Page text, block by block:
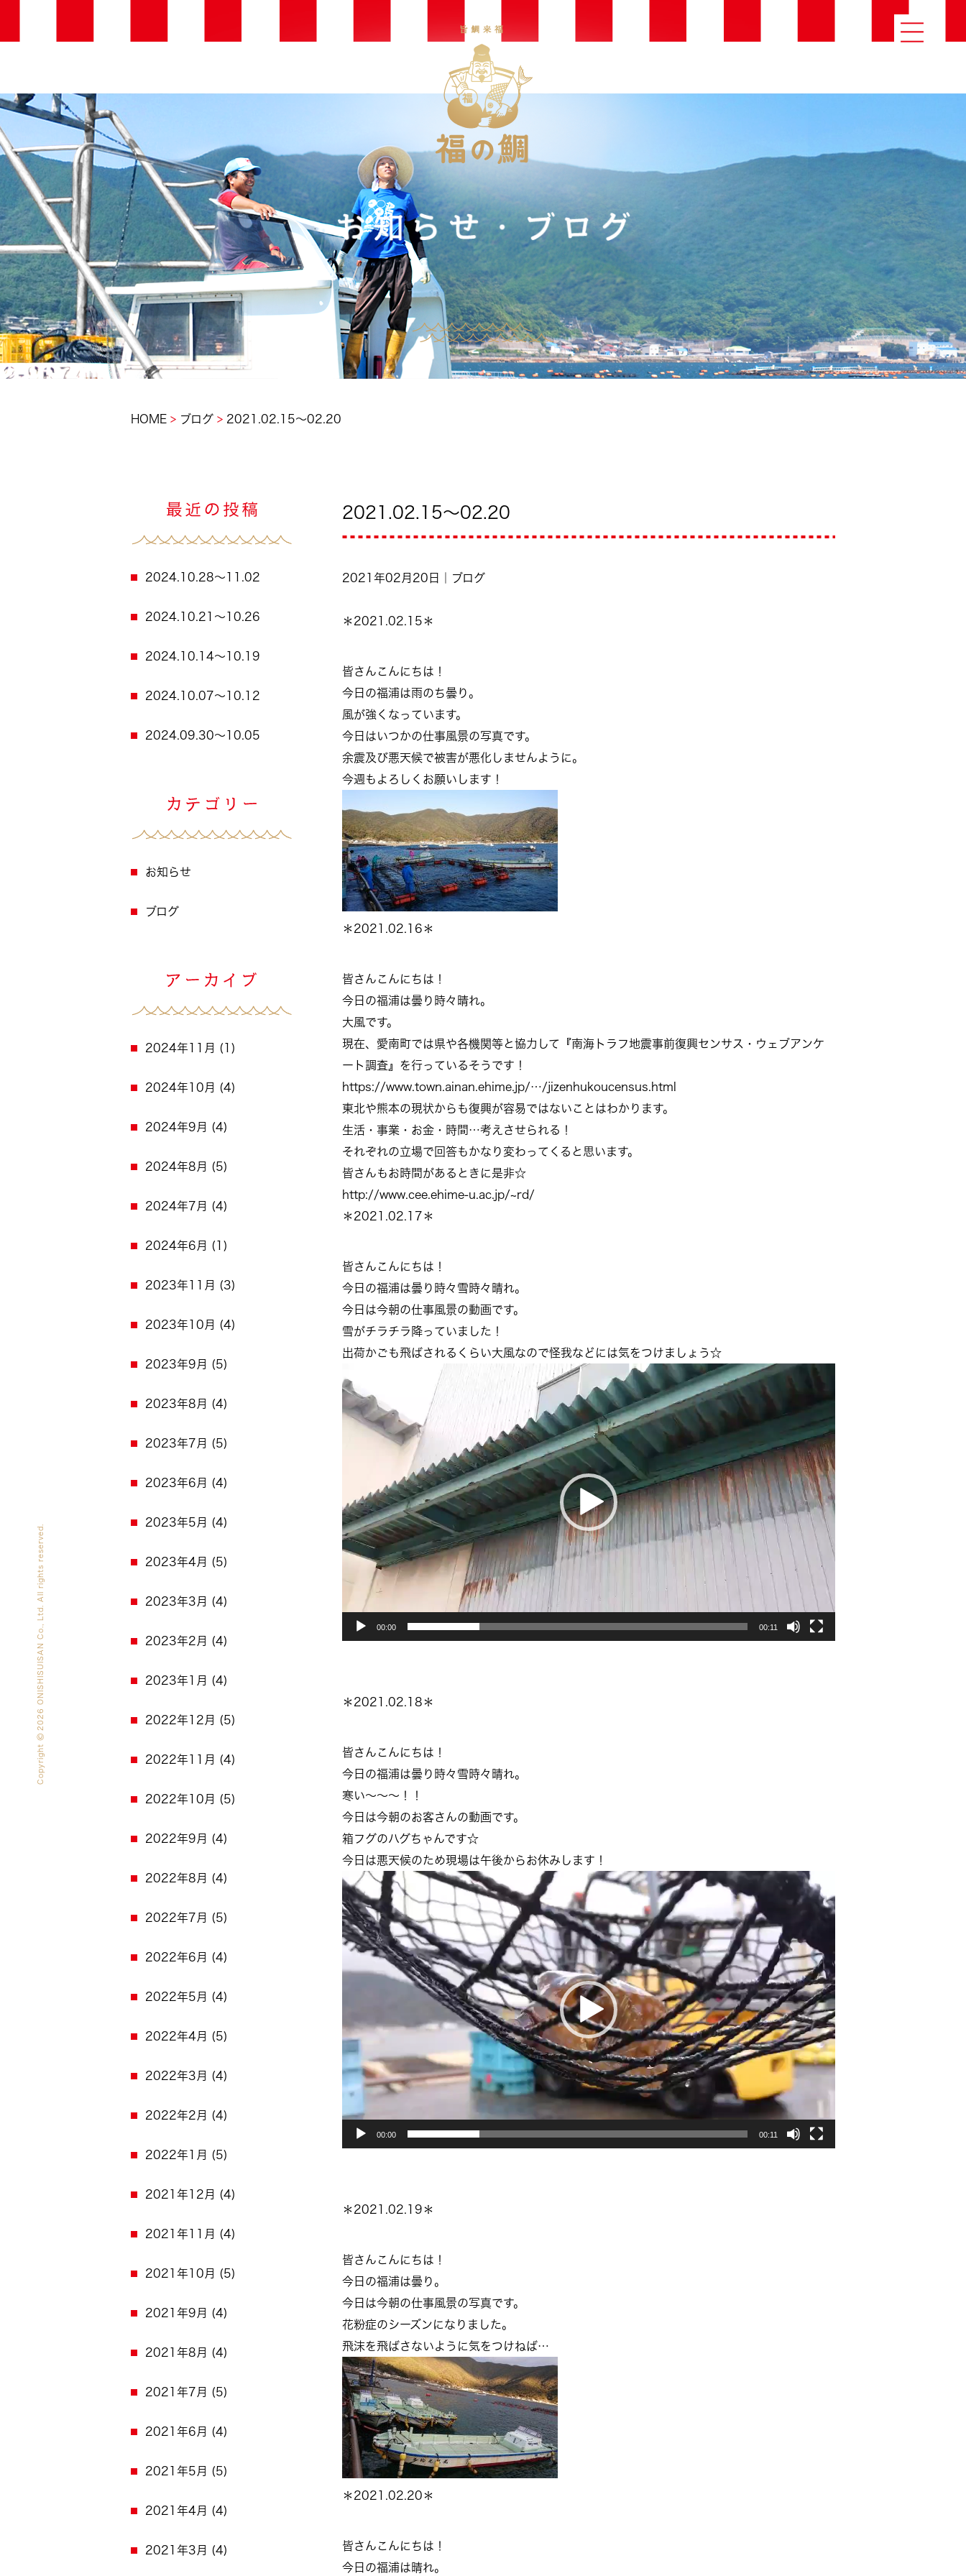
HOME > ブログ > 2021.02.15～02.20
2021.02.15～02.20
2021年02月20日｜ブログ
＊2021.02.15＊
皆さんこんにちは！
今日の福浦は雨のち曇り。
風が強くなっています。
今日はいつかの仕事風景の写真です。
余震及び悪天候で被害が悪化しませんように。
今週もよろしくお願いします！
＊2021.02.16＊
皆さんこんにちは！
今日の福浦は曇り時々晴れ。
大風です。
現在、愛南町では県や各機関等と協力して『南海トラフ地震事前復興センサス・ウェブアンケ
ート調査』を行っているそうです！
https://www.town.ainan.ehime.jp/…/jizenhukoucensus.html
東北や熊本の現状からも復興が容易ではないことはわかります。
生活・事業・お金・時間…考えさせられる！
それぞれの立場で回答もかなり変わってくると思います。
皆さんもお時間があるときに是非☆
http://www.cee.ehime-u.ac.jp/~rd/
＊2021.02.17＊
皆さんこんにちは！
今日の福浦は曇り時々雪時々晴れ。
今日は今朝の仕事風景の動画です。
雪がチラチラ降っていました！
出荷かごも飛ばされるくらい大風なので怪我などには気をつけましょう☆
画
プ
ー
00:00 00:11
＊2021.02.18＊
皆さんこんにちは！
今日の福浦は曇り時々雪時々晴れ。
寒い～～～！！
今日は今朝のお客さんの動画です。
箱フグのハグちゃんです☆
今日は悪天候のため現場は午後からお休みします！
動
画
プ
レ
00:00 00:11
＊2021.02.19＊
皆さんこんにちは！
今日の福浦は曇り。
今日は今朝の仕事風景の写真です。
花粉症のシーズンになりました。
飛沫を飛ばさないように気をつけねば…
＊2021.02.20＊
皆さんこんにちは！
今日の福浦は晴れ。
2024.10.28～11.02
2024.10.21～10.26
2024.10.14～10.19
2024.10.07～10.12
2024.09.30～10.05
お知らせ
ブログ
2024年11月 (1)
2024年10月 (4)
2024年9月 (4)
2024年8月 (5)
2024年7月 (4)
2024年6月 (1)
2023年11月 (3)
2023年10月 (4)
2023年9月 (5)
2023年8月 (4)
2023年7月 (5)
2023年6月 (4)
2023年5月 (4)
2023年4月 (5)
2023年3月 (4)
2023年2月 (4)
2023年1月 (4)
2022年12月 (5)
2022年11月 (4)
2022年10月 (5)
2022年9月 (4)
2022年8月 (4)
2022年7月 (5)
2022年6月 (4)
2022年5月 (4)
2022年4月 (5)
2022年3月 (4)
2022年2月 (4)
2022年1月 (5)
2021年12月 (4)
2021年11月 (4)
2021年10月 (5)
2021年9月 (4)
2021年8月 (4)
2021年7月 (5)
2021年6月 (4)
2021年5月 (5)
2021年4月 (4)
2021年3月 (4)
Copyright
2026 ONISHISUISAN Co., Ltd. All rights reserved.